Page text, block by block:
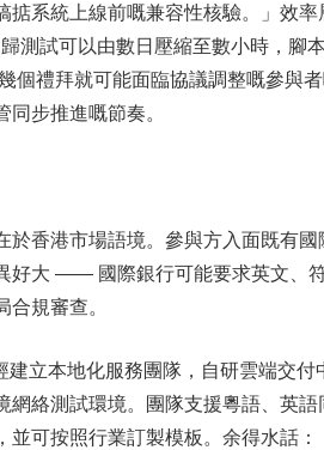
掂系統上線前嘅兼容性核驗。」效
測試可以由數日壓縮至數小時，腳
個禮拜就可能面臨協議調整嘅參與
步推進嘅節奏。
於香港市場語境。參與方入面既有
好大 —— 國際銀行可能要求英文、
規審查。
建立本地化服務團隊，自研雲端交
網絡測試環境。團隊支援粵語、英
並可按照行業訂製模板。余得水話